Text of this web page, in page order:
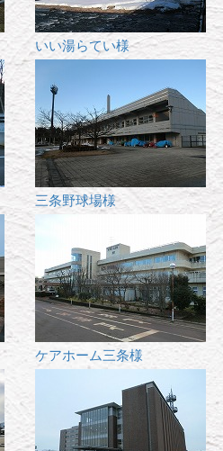
いい湯らてい様
三条野球場様
ケアホーム三条様